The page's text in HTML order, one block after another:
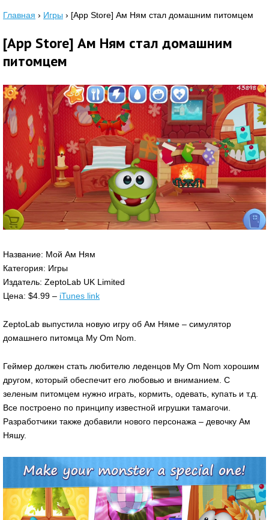
Главная › Игры › [App Store] Ам Ням стал домашним питомцем
[App Store] Ам Ням стал домашним
питомцем
Название: Мой Ам Ням
Категория: Игры
Издатель: ZeptoLab UK Limited
Цена: $4.99 – iTunes link
ZeptoLab выпустила новую игру об Ам Няме – симулятор
домашнего питомца My Om Nom.
Геймер должен стать любителю леденцов My Om Nom хорошим
другом, который обеспечит его любовью и вниманием. С
зеленым питомцем нужно играть, кормить, одевать, купать и т.д.
Все построено по принципу известной игрушки тамагочи.
Разработчики также добавили нового персонажа – девочку Ам
Няшу.